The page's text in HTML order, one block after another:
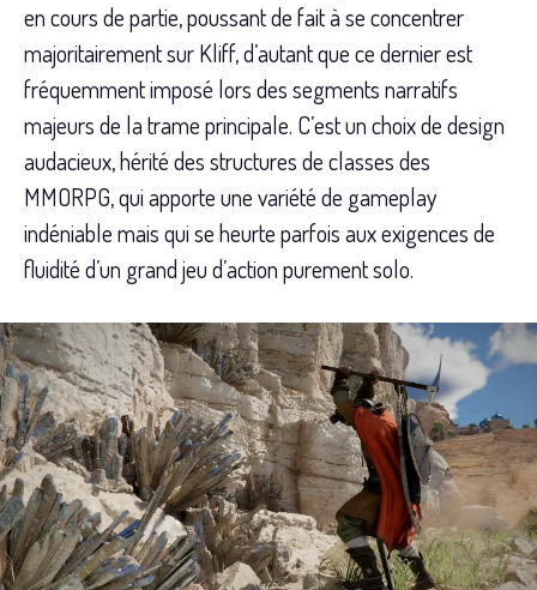
en cours de partie, poussant de fait à se concentrer
majoritairement sur Kliff, d’autant que ce dernier est
fréquemment imposé lors des segments narratifs
majeurs de la trame principale. C’est un choix de design
audacieux, hérité des structures de classes des
MMORPG, qui apporte une variété de gameplay
indéniable mais qui se heurte parfois aux exigences de
fluidité d’un grand jeu d’action purement solo.